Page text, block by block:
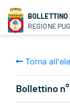
REGIONE
Torna
Bollettino